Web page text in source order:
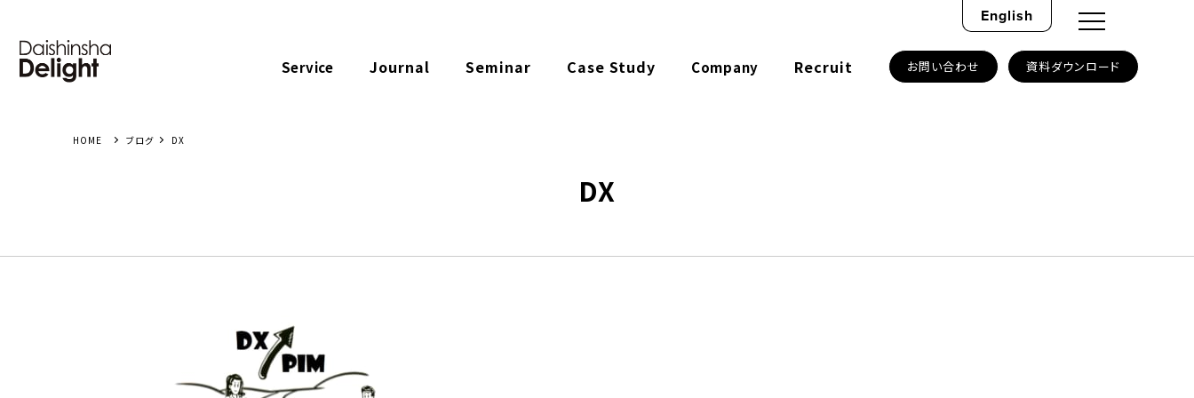
Service Journal Seminar Case Study Company Recruit お問い合わせ 資料ダウンロード
English
ブログ DX
DX